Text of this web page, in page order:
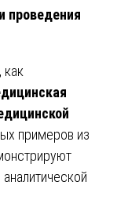
проведения
как
примеров из